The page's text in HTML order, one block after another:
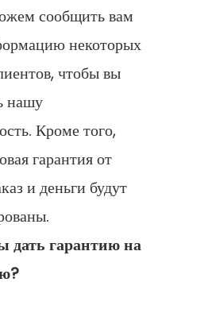
сообщить вам
некоторых
чтобы вы
нашу
Кроме того,
гарантия от
и деньги будут
дать гарантию на